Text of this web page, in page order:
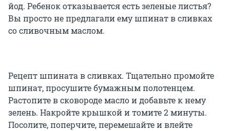
йод. Ребенок отказывается есть зеленые листья?
Вы просто не предлагали ему шпинат в сливках
со сливочным маслом.
Рецепт шпината в сливках. Тщательно промойте
шпинат, просушите бумажным полотенцем.
Растопите в сковороде масло и добавьте к нему
зелень. Накройте крышкой и томите 2 минуты.
Посолите, поперчите, перемешайте и влейте